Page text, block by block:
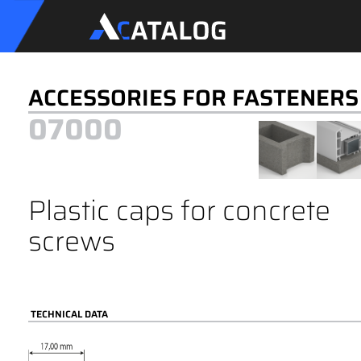
ACCESSORIES FOR FASTENERS
07000
Plastic caps for concrete
screws
TECHNICAL DATA